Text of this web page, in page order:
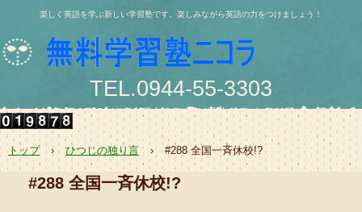
楽しく英語を学ぶ新しい学習塾です。楽しみながら英語の力をつけましょう！
TEL.0944-55-3303
〒836-0844 大牟田市浄真町114番地 浄真ビル202号
e-mail:nishio@jukunicolas.net
トップ › ひつじの独り言 › #288 全国一斉休校!?
#288 全国一斉休校!?